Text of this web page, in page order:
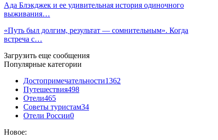
Ада Блэкджек и ее удивительная история одиночного
выживания…
«Путь был долгим, результат — сомнительным». Когда
встреча с…
Загрузить еще сообщения
Популярные категории
Достопримечательности1362
Путешествия498
Отели465
Советы туристам34
Отели России0
Новое: